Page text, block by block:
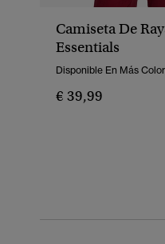
Camiseta De
Essentials
Disponible En Más
€ 39,99